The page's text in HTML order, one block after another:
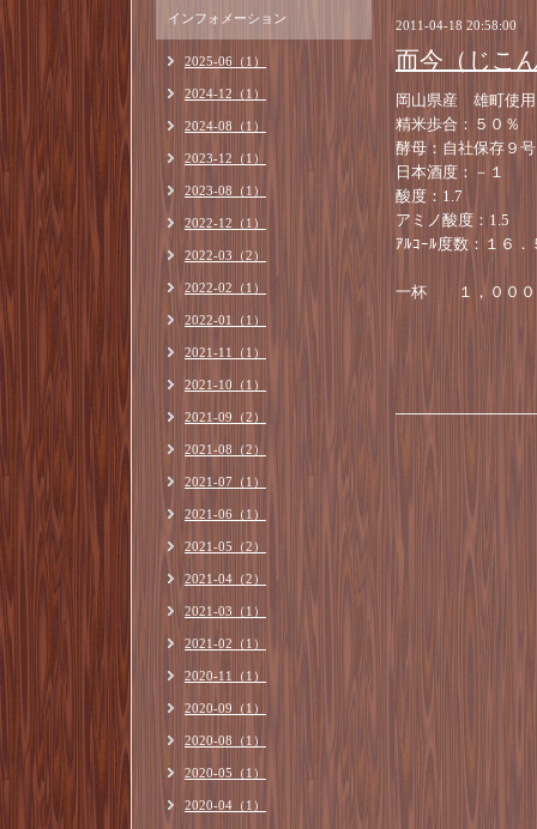
2011-04-18 20:58:00
而今（じこ
岡山県産 雄町使用
精米歩合：５０％
酵母：自社保存９号
日本酒度：－１
酸度：1.7
アミノ酸度：1.5
ｱﾙｺｰﾙ度数：１６．
一杯 １，０００
インフォメーション
2025-06（1）
2024-12（1）
2024-08（1）
2023-12（1）
2023-08（1）
2022-12（1）
2022-03（2）
2022-02（1）
2022-01（1）
2021-11（1）
2021-10（1）
2021-09（2）
2021-08（2）
2021-07（1）
2021-06（1）
2021-05（2）
2021-04（2）
2021-03（1）
2021-02（1）
2020-11（1）
2020-09（1）
2020-08（1）
2020-05（1）
2020-04（1）